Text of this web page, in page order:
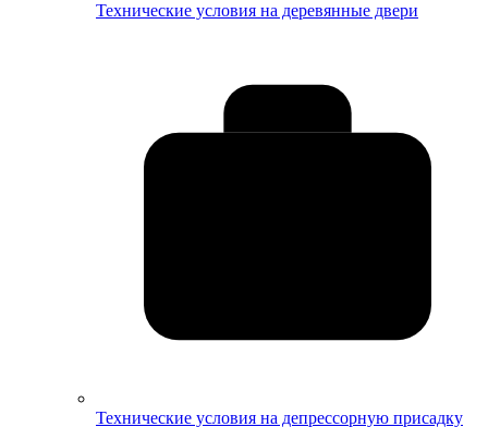
Технические условия на деревянные двери
Технические условия на депрессорную присадку